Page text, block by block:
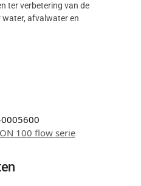
ter verbetering van de
afvalwater en
100 flow serie